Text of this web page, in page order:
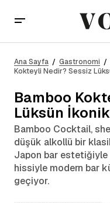
Aperitifi
Ana Sayfa Gastronomi
Kokteyli Nedir? Sessiz
Bamboo
Lüksün
Bamboo Cocktail,
düşük alkollü bir
Japon bar estetiğiyle
hissiyle modern bar
geçiyor.